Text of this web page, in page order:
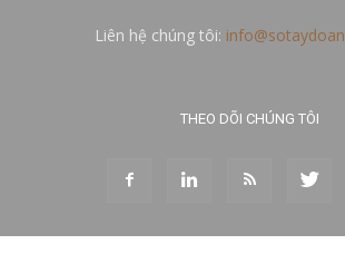
Liên hệ chúng tôi:
THEO DÕI CHÚNG TÔI